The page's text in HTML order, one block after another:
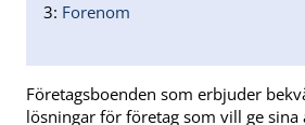
3: Forenom
Företagsboenden som erbjuder
lösningar för företag som vill ge sina